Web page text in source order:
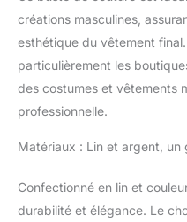
créations masculines,
esthétique du vêtement
particulièrement les
des costumes et vêtements
professionnelle.
Matériaux : Lin et argent, un
Confectionné en lin et
durabilité et élégance. Le